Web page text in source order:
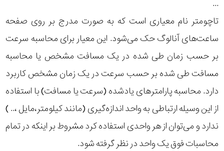
...
تاچومتر نام معیاری است که به صورت مدرج بر روی صفحه
ساعت‌های آنالوگ حک می‌شود. این معیار برای محاسبه سرعت
بر حسب زمان طی شده در یک مسافت مشخص یا محاسبه
مسافت طی شده بر حسب سرعت در یک زمان مشخص کاربرد
دارد. محاسبه پارامترهای یادشده (سرعت یا مسافت) با استفاده
از این وسیله ارتباطی به واحد اندازه‌گیری (مانند کیلومتر،مایل ،.. )
ندارد و می‌توان از هر واحدی استفاده کرد مشروط بر اینکه در تمام
محاسبات فوق یک واحد در نظر گرفته شود.
طرح
صفحه
در
برابر
آب